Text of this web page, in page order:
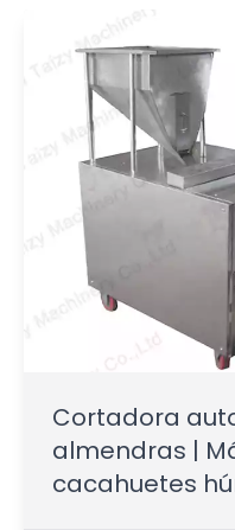
Cortadora
almendras |
cacahuetes